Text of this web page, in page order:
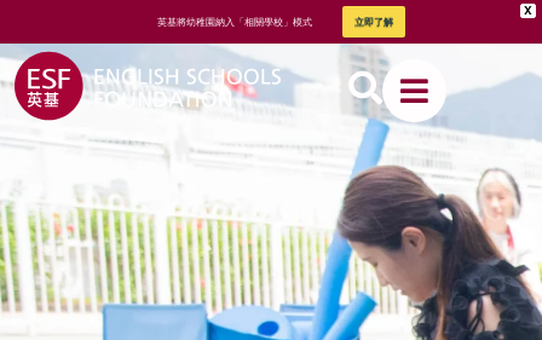
X
英基將幼稚園納入「相關學校」模式 立即了解
關於英基